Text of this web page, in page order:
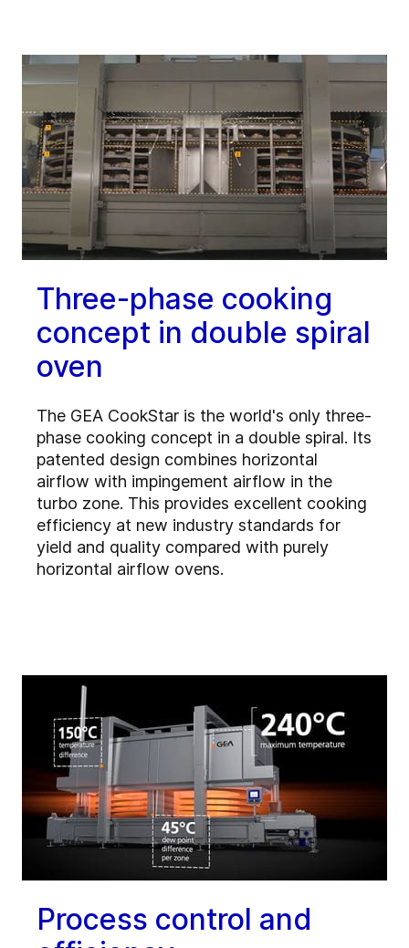
Three-phase cooking
concept in double spiral
oven
The GEA CookStar is the world's only three-
phase cooking concept in a double spiral. Its
patented design combines horizontal
airflow with impingement airflow in the
turbo zone. This provides excellent cooking
efficiency at new industry standards for
yield and quality compared with purely
horizontal airflow ovens.
Process control and